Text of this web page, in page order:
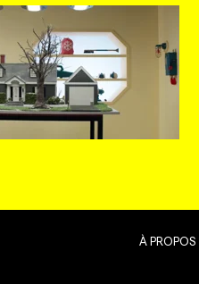
À PROPOS